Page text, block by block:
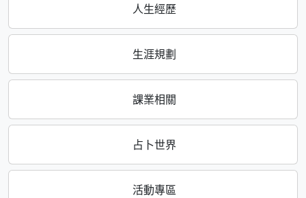
人生經歷
生涯規劃
課業相關
占卜世界
活動專區